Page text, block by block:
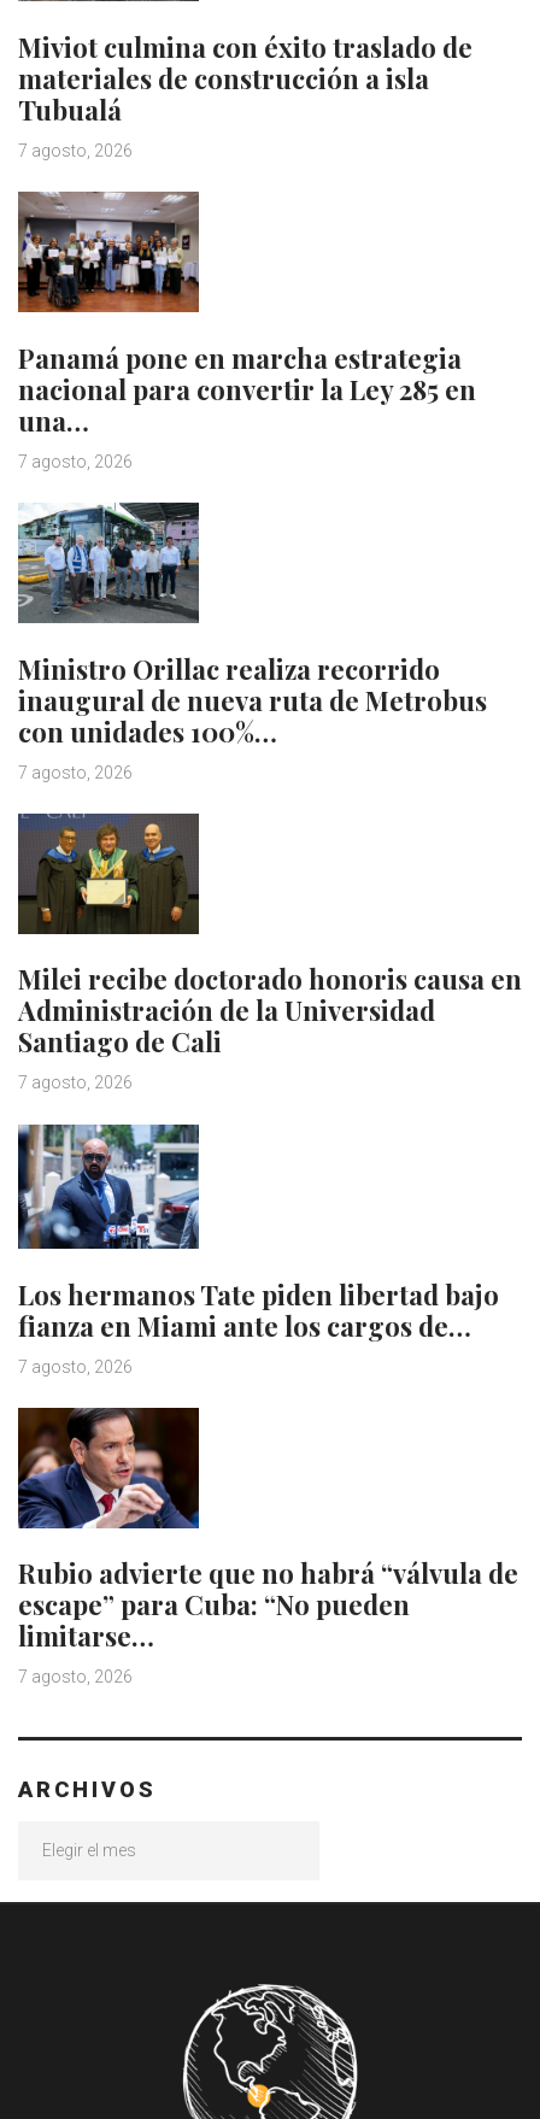
Miviot culmina con éxito traslado de
materiales de construcción a isla
Tubualá
7 agosto, 2026
Panamá pone en marcha estrategia
nacional para convertir la Ley 285 en
una…
7 agosto, 2026
Ministro Orillac realiza recorrido
inaugural de nueva ruta de Metrobus
con unidades 100%…
7 agosto, 2026
Milei recibe doctorado honoris causa en
Administración de la Universidad
Santiago de Cali
7 agosto, 2026
Los hermanos Tate piden libertad bajo
fianza en Miami ante los cargos de…
7 agosto, 2026
Rubio advierte que no habrá “válvula de
escape” para Cuba: “No pueden
limitarse…
7 agosto, 2026
ARCHIVOS